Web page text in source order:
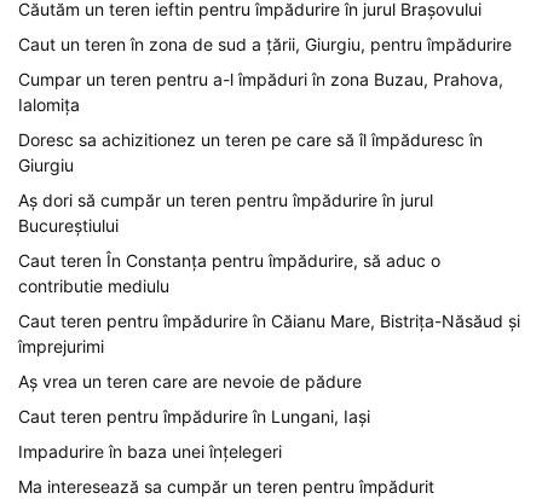
Căutăm un teren ieftin pentru împădurire în jurul Brașovului
Caut un teren în zona de sud a țării, Giurgiu, pentru împădurire
Cumpar un teren pentru a-l împăduri în zona Buzau, Prahova,
Ialomița
Doresc sa achizitionez un teren pe care să îl împăduresc în
Giurgiu
Aș dori să cumpăr un teren pentru împădurire în jurul
Bucureștiului
Caut teren În Constanța pentru împădurire, să aduc o
contributie mediulu
Caut teren pentru împădurire în Căianu Mare, Bistrița-Năsăud și
împrejurimi
Aș vrea un teren care are nevoie de pădure
Caut teren pentru împădurire în Lungani, Iași
Impadurire în baza unei înțelegeri
Ma interesează sa cumpăr un teren pentru împădurit